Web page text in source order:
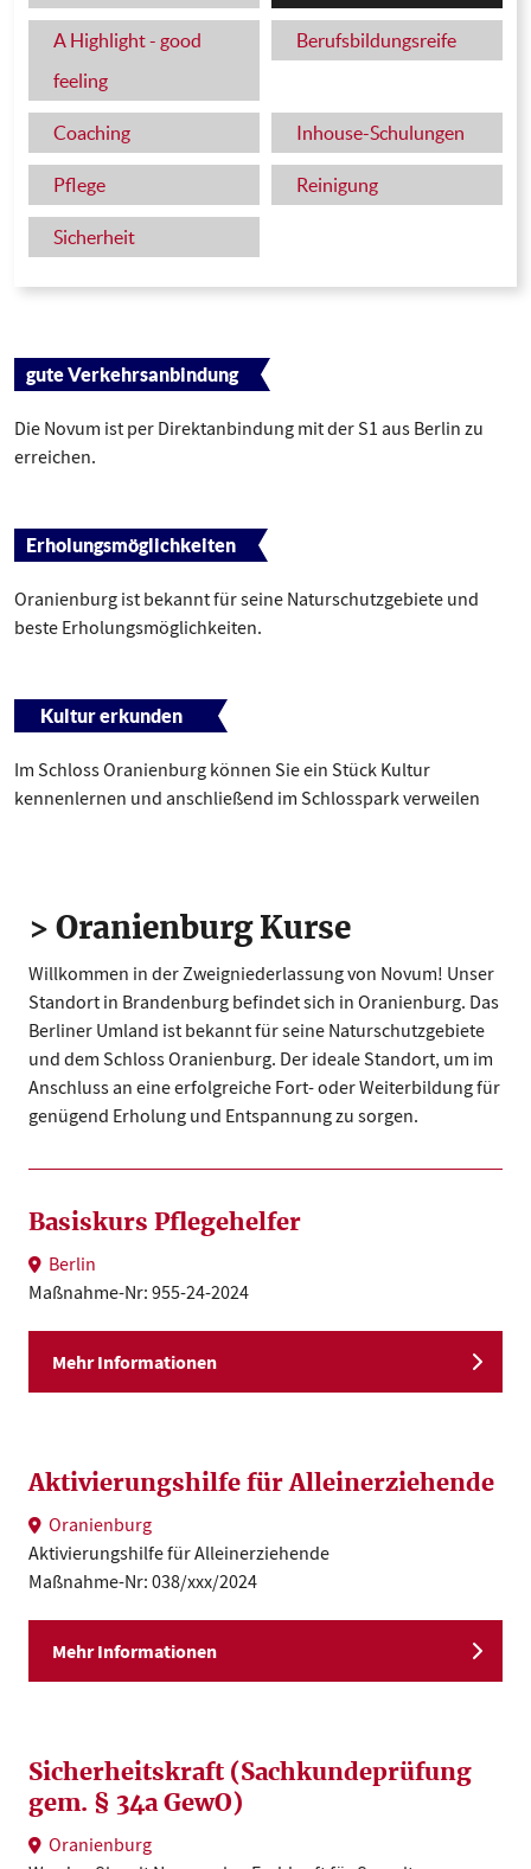
A Highlight - good
feeling
Berufsbildungsreife
Coaching Inhouse-Schulungen
Pflege Reinigung
Sicherheit
gute Verkehrsanbindung
Die Novum ist per Direktanbindung mit der S1 aus Berlin zu
erreichen.
Erholungsmöglichkeiten
Oranienburg ist bekannt für seine Naturschutzgebiete und
beste Erholungsmöglichkeiten.
Kultur erkunden
Im Schloss Oranienburg können Sie ein Stück Kultur
kennenlernen und anschließend im Schlosspark verweilen
> Oranienburg Kurse
Willkommen in der Zweigniederlassung von Novum! Unser
Standort in Brandenburg befindet sich in Oranienburg. Das
Berliner Umland ist bekannt für seine Naturschutzgebiete
und dem Schloss Oranienburg. Der ideale Standort, um im
Anschluss an eine erfolgreiche Fort- oder Weiterbildung für
genügend Erholung und Entspannung zu sorgen.
Basiskurs Pflegehelfer
Berlin
Maßnahme-Nr: 955-24-2024
Mehr Informationen
Aktivierungshilfe für Alleinerziehende
Oranienburg
Aktivierungshilfe für Alleinerziehende
Maßnahme-Nr: 038/xxx/2024
Mehr Informationen
Sicherheitskraft (Sachkundeprüfung
gem. § 34a GewO)
Oranienburg